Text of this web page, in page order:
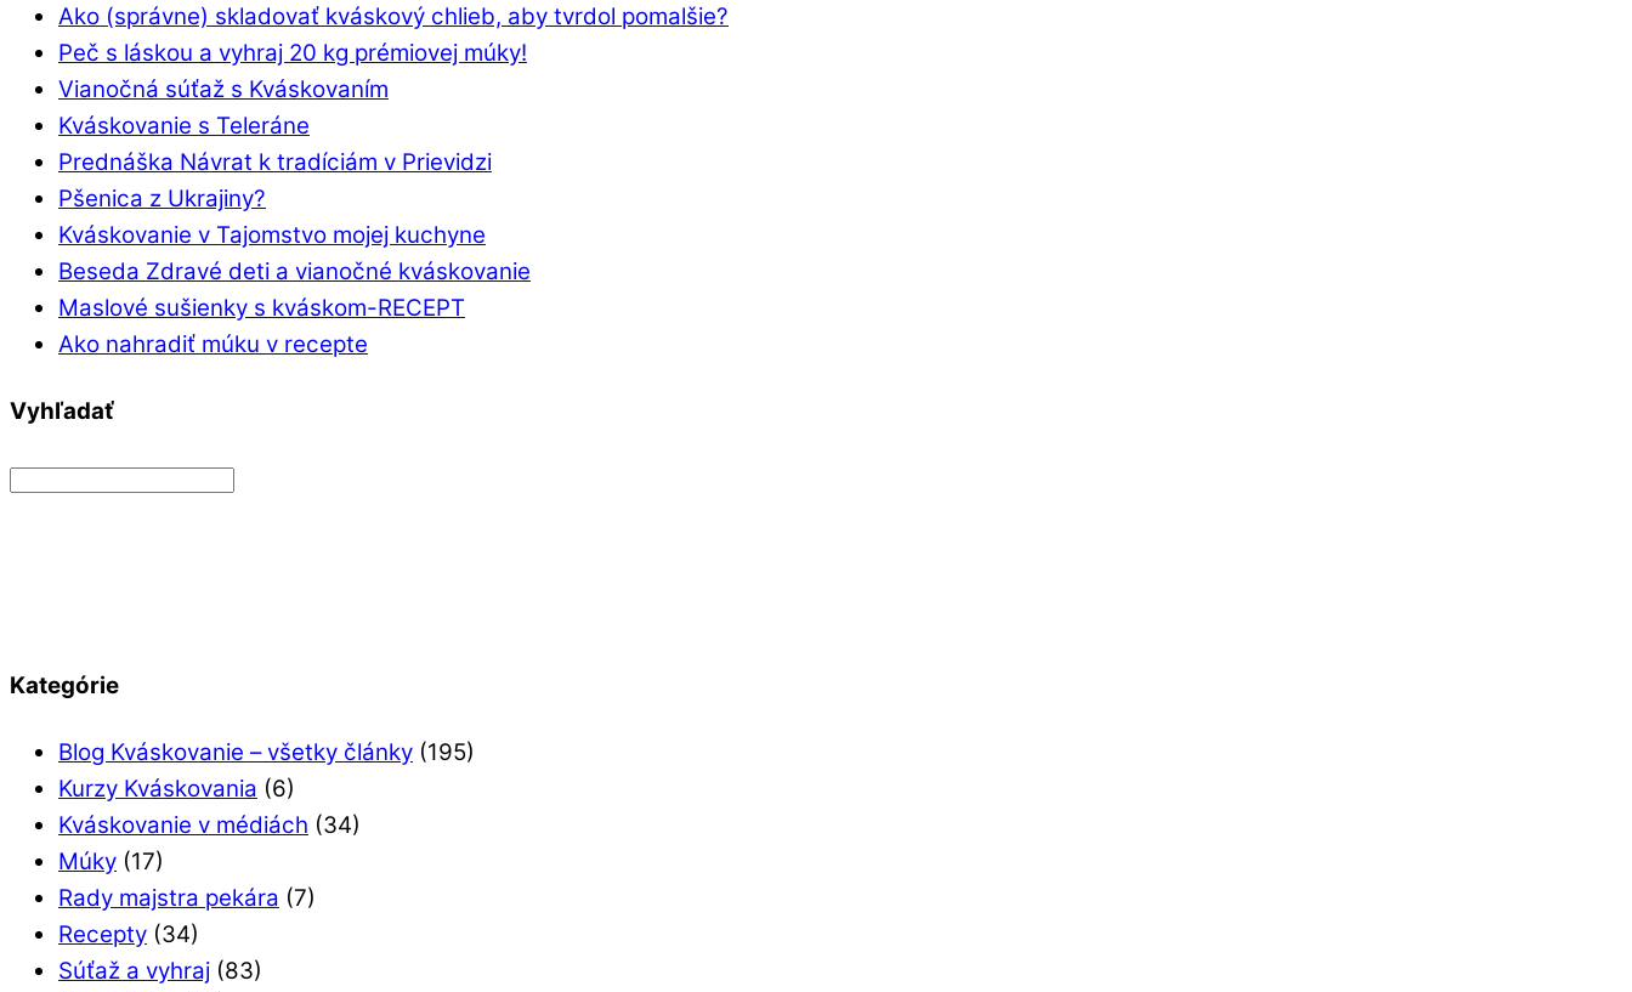
Ako (správne) skladovať kváskový chlieb, aby tvrdol pomalšie?
Peč s láskou a vyhraj 20 kg prémiovej múky!
Vianočná súťaž s Kváskovaním
Kváskovanie s Teleráne
Prednáška Návrat k tradíciám v Prievidzi
Pšenica z Ukrajiny?
Kváskovanie v Tajomstvo mojej kuchyne
Beseda Zdravé deti a vianočné kváskovanie
Maslové sušienky s kváskom-RECEPT
Ako nahradiť múku v recepte
Vyhľadať
Kategórie
Blog Kváskovanie – všetky články (195)
Kurzy Kváskovania (6)
Kváskovanie v médiách (34)
Múky (17)
Rady majstra pekára (7)
Recepty (34)
Súťaž a vyhraj (83)